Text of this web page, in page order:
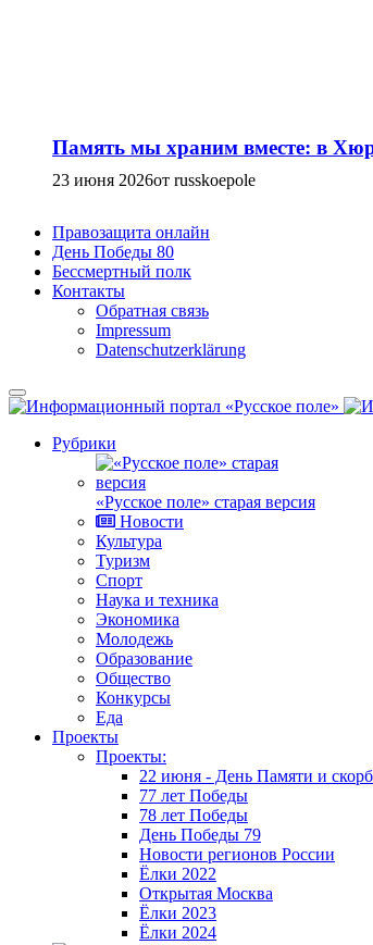
Память мы храним вместе: в
23 июня 2026от russkoepole
Правозащита онлайн
День Победы 80
Бессмертный полк
Контакты
Обратная связь
Impressum
Datenschutzerklärung
Рубрики
«Русское поле» старая версия
Новости
Культура
Туризм
Спорт
Наука и техника
Экономика
Молодежь
Образование
Общество
Конкурсы
Еда
Проекты
Проекты:
22 июня - День Памяти и
77 лет Победы
78 лет Победы
День Победы 79
Новости регионов России
Ёлки 2022
Открытая Москва
Ёлки 2023
Ёлки 2024